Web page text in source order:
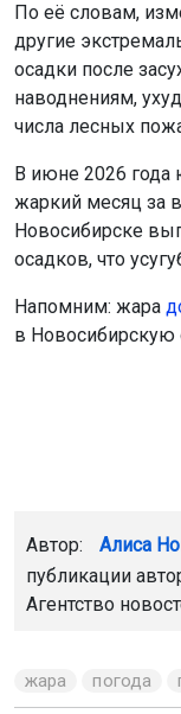
По её словам,
другие
осадки после
наводнениям,
числа лесных
В июне 2026
жаркий месяц за
Новосибирске
осадков, что
Напомним: жара
в Новосибирскую
Автор: Алиса
публикации
Агентство
жара погода